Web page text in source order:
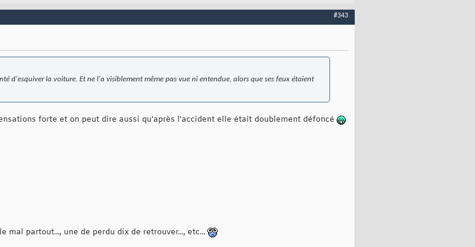
#343
d'esquiver la voiture. Et ne l'a visiblement même pas vue ni entendue, alors que ses feux étaient
forte et on peut dire aussi qu'après l'accident elle était doublement défoncé
partout..., une de perdu dix de retrouver..., etc...